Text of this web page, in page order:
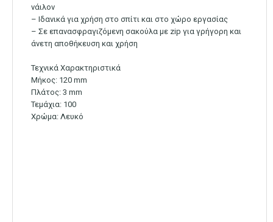
νάιλον
– Ιδανικά για χρήση στο σπίτι και στο χώρο εργασίας
– Σε επανασφραγιζόμενη σακούλα με zip για γρήγορη και
άνετη αποθήκευση και χρήση
Τεχνικά Χαρακτηριστικά
Μήκος: 120 mm
Πλάτος: 3 mm
Τεμάχια: 100
Χρώμα: Λευκό